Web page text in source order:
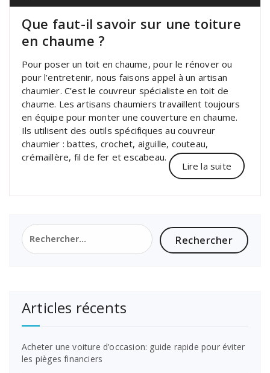
Que faut-il savoir sur une toiture
en chaume ?
Pour poser un toit en chaume, pour le rénover ou
pour l’entretenir, nous faisons appel à un artisan
chaumier. C’est le couvreur spécialiste en toit de
chaume. Les artisans chaumiers travaillent toujours
en équipe pour monter une couverture en chaume.
Ils utilisent des outils spécifiques au couvreur
chaumier : battes, crochet, aiguille, couteau,
crémaillère, fil de fer et escabeau.
Lire la suite
Rechercher :
Articles récents
Acheter une voiture d’occasion: guide rapide pour éviter
les pièges financiers